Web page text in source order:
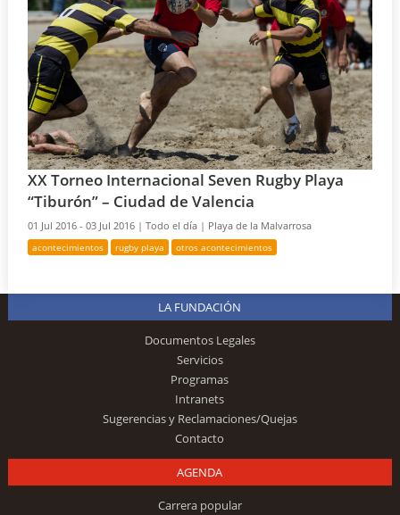
XX Torneo Internacional Seven Rugby Playa
“Tiburón” – Ciudad de Valencia
01 Jul 2016 - 03 Jul 2016 |Todo el día | Playa de la Malvarrosa
acontecimientos rugby playa otros acontecimientos
LA FUNDACIÓN
Documentos Legales
Servicios
Programas
Intranets
Sugerencias y Reclamaciones/Quejas
Contacto
AGENDA
Carrera popular